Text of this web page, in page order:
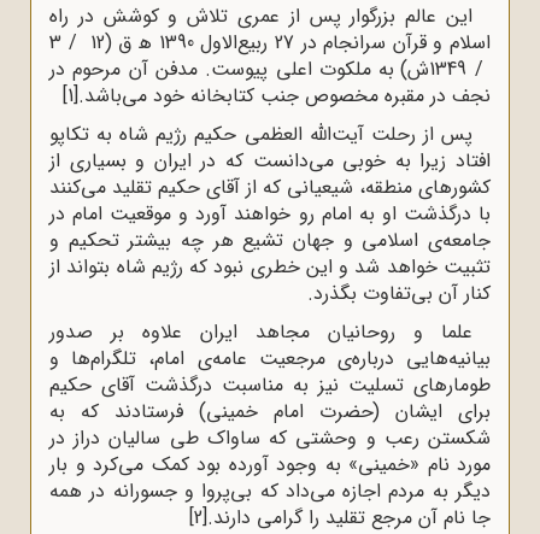
این عالم بزرگوار پس از عمری تلاش و کوشش در راه
اسلام و قرآن سرانجام در 27 ربیع‌الاول 1390 ﻫ ق (12 / 3
/ 1349ش‌) به ملکوت اعلی پیوست‌. مدفن آن مرحوم در
نجف در مقبره مخصوص جنب کتابخانه خود می‌باشد.[1]
پس از رحلت آیت‌الله العظمی حکیم رژیم شاه به تکاپو
افتاد زیرا به خوبی می‌دانست که در ایران و بسیاری از
کشورهای منطقه، شیعیانی که از آقای حکیم تقلید می‌کنند
با درگذشت او به امام رو خواهند آورد و موقعیت امام در
جامعه‌ی اسلامی و جهان تشیع هر چه بیشتر تحکیم و
تثبیت خواهد شد و این خطری نبود که رژیم شاه بتواند از
کنار آن بی‌تفاوت بگذرد.
علما و روحانیان مجاهد ایران علاوه بر صدور
بیانیه‌هایی درباره‌ی مرجعیت عامه‌ی امام، تلگرام‌ها و
طومارهای تسلیت نیز به مناسبت درگذشت آقای حکیم
برای ایشان (حضرت امام خمینی) فرستادند که به
شکستن رعب و وحشتی که ساواک طی سالیان دراز در
مورد نام «خمینی» به وجود آورده بود کمک می‌کرد و بار
دیگر به مردم اجازه می‌داد که بی‌پروا و جسورانه در همه
جا نام آن مرجع تقلید را گرامی دارند.[2]